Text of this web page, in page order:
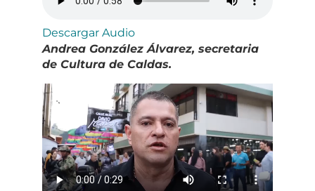
Descargar Audio
Andrea González Álvarez, secretaria
de Cultura de Caldas.